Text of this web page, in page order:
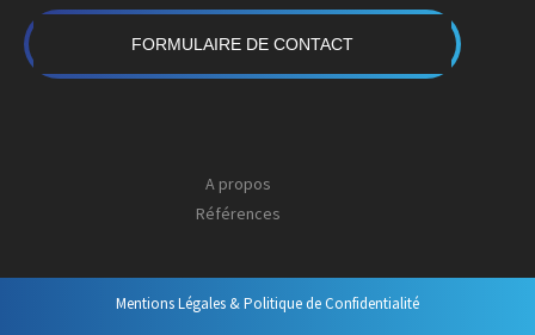
FORMULAIRE DE CONTACT
A propos
Références
Mentions Légales & Politique de Confidentialité